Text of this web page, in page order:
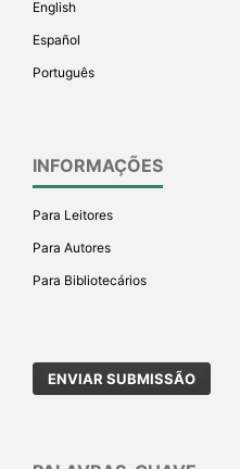
English
Español
Português
INFORMAÇÕES
Para Leitores
Para Autores
Para Bibliotecários
ENVIAR SUBMISSÃO